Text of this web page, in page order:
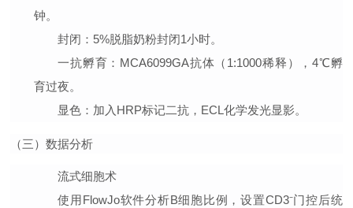
钟。
封闭 ：5%脱脂奶粉封闭1小时。
一抗孵育 ：MCA6099GA抗体（1:1000稀释），4℃孵
育过夜。
显色 ：加入HRP标记二抗，ECL化学发光显影。
（三）数据分析
流式细胞术
使用FlowJo软件分析B细胞比例，设置CD3⁻门控后统